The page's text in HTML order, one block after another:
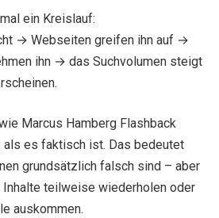
ein Kreislauf:
→ Webseiten greifen ihn auf →
ihn → das Suchvolumen steigt
Marcus Hamberg Flashback
als es faktisch ist. Das bedeutet
grundsätzlich falsch sind – aber
Inhalte teilweise wiederholen oder
auskommen.